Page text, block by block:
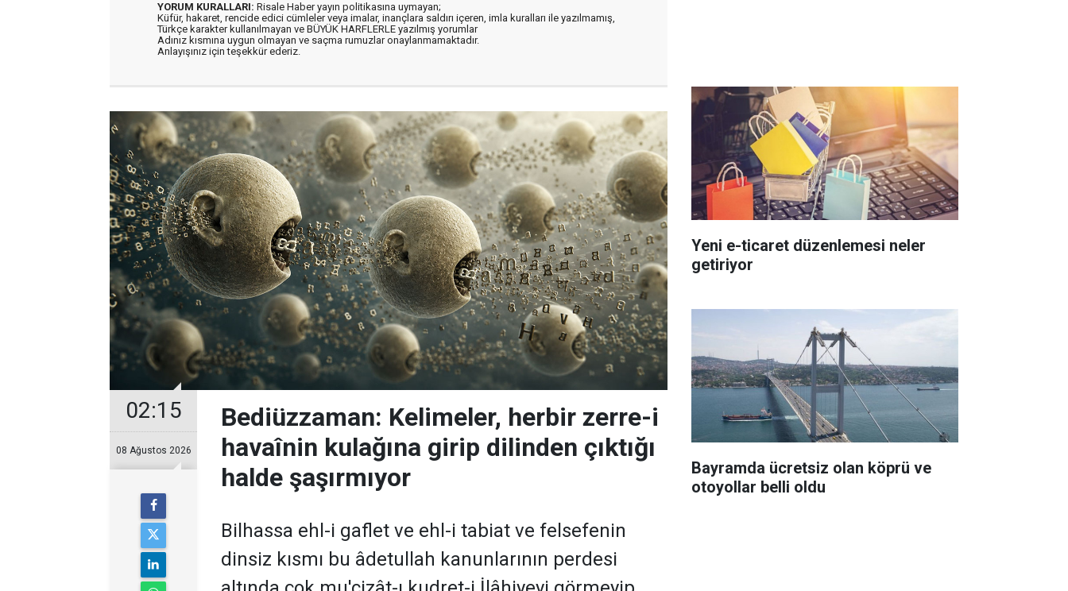
YORUM KURALLARI: Risale Haber yayın politikasına uymayan;
Küfür, hakaret, rencide edici cümleler veya imalar, inançlara saldırı içeren, imla kuralları ile yazılmamış,
Türkçe karakter kullanılmayan ve BÜYÜK HARFLERLE yazılmış yorumlar
Adınız kısmına uygun olmayan ve saçma rumuzlar onaylanmamaktadır.
Anlayışınız için teşekkür ederiz.
02:15
08 Ağustos 2026
Bediüzzaman: Kelimeler, herbir zerre-i
havaînin kulağına girip dilinden çıktığı
halde şaşırmıyor
Bilhassa ehl-i gaflet ve ehl-i tabiat ve felsefenin
dinsiz kısmı bu âdetullah kanunlarının perdesi
Yeni e-ticaret düzenlemesi neler
getiriyor
Bayramda ücretsiz olan köprü ve
otoyollar belli oldu